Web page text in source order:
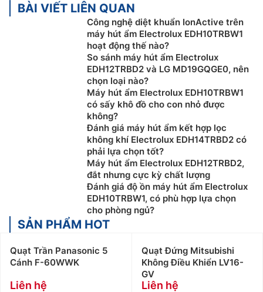
BÀI VIẾT LIÊN QUAN
Công nghệ diệt khuẩn IonActive trên
máy hút ẩm Electrolux EDH10TRBW1
hoạt động thế nào?
So sánh máy hút ẩm Electrolux
EDH12TRBD2 và LG MD19GQGE0, nên
chọn loại nào?
Máy hút ẩm Electrolux EDH10TRBW1
có sấy khô đồ cho con nhỏ được
không?
Đánh giá máy hút ẩm kết hợp lọc
không khí Electrolux EDH14TRBD2 có
phải lựa chọn tốt?
Máy hút ẩm Electrolux EDH12TRBD2,
đắt nhưng cực kỳ chất lượng
Đánh giá độ ồn máy hút ẩm Electrolux
EDH10TRBW1, có phù hợp lựa chọn
cho phòng ngủ?
SẢN PHẨM HOT
Quạt Trần Panasonic 5
Cánh F-60WWK
Liên hệ
Quạt Đứng Mitsubishi
Không Điều Khiển LV16-
GV
Liên hệ